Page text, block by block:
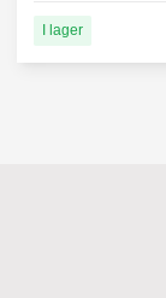
I lager